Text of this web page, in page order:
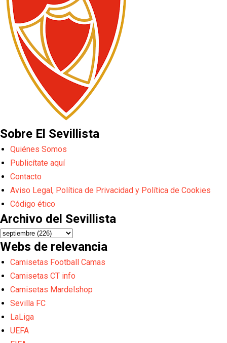
Sobre El Sevillista
Quiénes Somos
Publicítate aquí
Contacto
Aviso Legal, Política de Privacidad y Política de Cookies
Código ético
Archivo del Sevillista
Webs de relevancia
Camisetas Football Camas
Camisetas CT info
Camisetas Mardelshop
Sevilla FC
LaLiga
UEFA